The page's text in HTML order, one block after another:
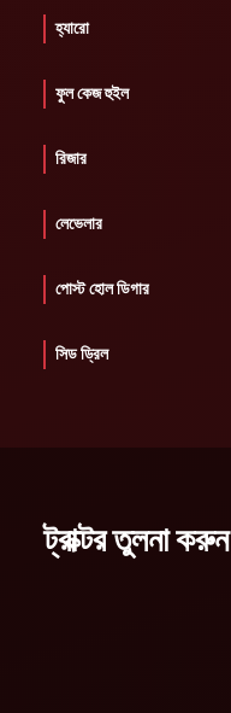
হ্যারো
ফুল কেজ হুইল
রিজার
লেভেলার
পোস্ট হোল ডিগার
সিড ড্রিল
ট্রাক্টর তুলনা করুন